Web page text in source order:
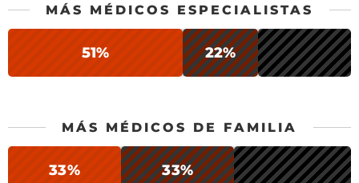
MÁS MÉDICOS ESPECIALISTAS
51% 22%
MÁS MÉDICOS DE FAMILIA
33% 33%